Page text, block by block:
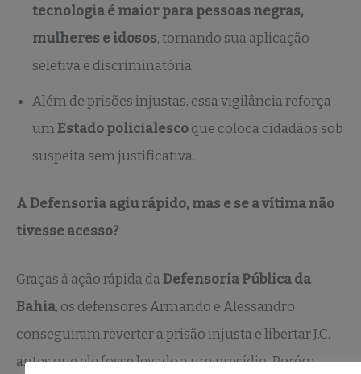
tecnologia é maior para pessoas negras,
mulheres e idosos, tornando sua aplicação
seletiva e discriminatória.
Além de prisões injustas, essa vigilância reforça
umEstado policialescoque coloca cidadãos sob
suspeita sem justificativa.
A Defensoria agiu rápido, mas e se a vítima não
tivesse acesso?
Graças à ação rápida daDefensoria Pública da
Bahia, os defensores Armando e Alessandro
conseguiram reverter a prisão injusta e libertar J.C.
antes que ele fosse levado a um presídio. Porém,